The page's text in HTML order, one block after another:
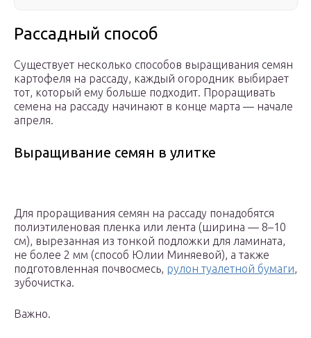
Рассадный способ
Существует несколько способов выращивания семян
картофеля на рассаду, каждый огородник выбирает
тот, который ему больше подходит. Проращивать
семена на рассаду начинают в конце марта — начале
апреля.
Выращивание семян в улитке
Для проращивания семян на рассаду понадобятся
полиэтиленовая пленка или лента (ширина — 8–10
см), вырезанная из тонкой подложки для ламината,
не более 2 мм (способ Юлии Миняевой), а также
подготовленная почвосмесь, рулон туалетной бумаги,
зубочистка.
Важно.